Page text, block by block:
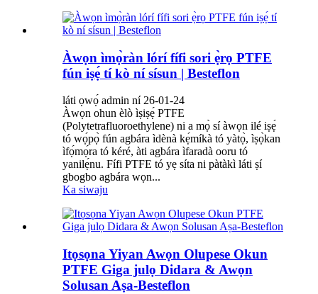
Àwọn ìmọ̀ràn lórí fífi sori ẹ̀rọ PTFE
fún iṣẹ́ tí kò ní sísun | Besteflon
láti ọwọ́ admin ní 26-01-24
Àwọn ohun èlò ìṣiṣẹ́ PTFE
(Polytetrafluoroethylene) ni a mọ̀ sí àwọn ilé iṣẹ́
tó wọ́pọ̀ fún agbára ìdènà kẹ́míkà tó yàtọ̀, ìṣọ̀kan
ìfọ́mọ́ra tó kéré, àti agbára ìfaradà ooru tó
yanilẹ́nu. Fífi PTFE tó yẹ síta ni pàtàkì láti ṣí
gbogbo agbára wọn...
Ka siwaju
Itọsọna Yiyan Awọn Olupese Okun
PTFE Giga julọ Didara & Awọn
Solusan Aṣa-Besteflon